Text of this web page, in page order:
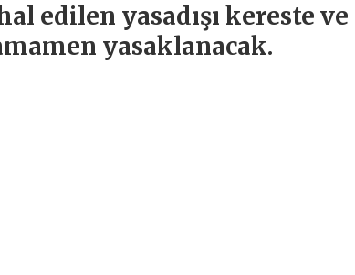
edilen yasadışı kereste ve
yasaklanacak.